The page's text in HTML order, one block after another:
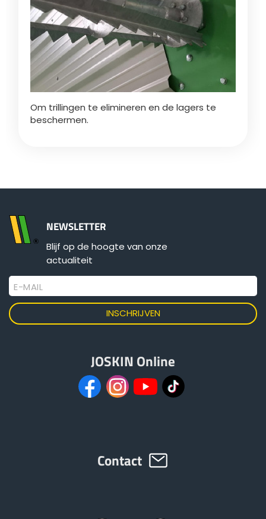
Om trillingen te elimineren en de lagers te
beschermen.
NEWSLETTER
Blijf op de hoogte van onze
actualiteit
E-MAIL
JOSKIN Online
Contact